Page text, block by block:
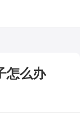
怎么办